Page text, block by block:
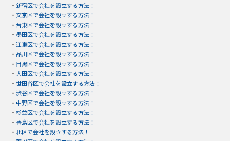
・ 新宿区で会社を設立する方法！
・ 文京区で会社を設立する方法！
・ 台東区で会社を設立する方法！
・ 墨田区で会社を設立する方法！
・ 江東区で会社を設立する方法！
・ 品川区で会社を設立する方法！
・ 目黒区で会社を設立する方法！
・ 大田区で会社を設立する方法！
・ 世田谷区で会社を設立する方法！
・ 渋谷区で会社を設立する方法！
・ 中野区で会社を設立する方法！
・ 杉並区で会社を設立する方法！
・ 豊島区で会社を設立する方法！
・ 北区で会社を設立する方法！